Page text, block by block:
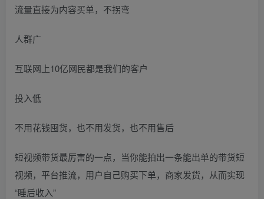
流量直接为内容买单，不拐弯
人群广
互联网上10亿网民都是我们的客户
投入低
不用花钱囤货，也不用发货，也不用售后
短视频带货最厉害的一点，当你能拍出一条能出单的带货短
视频，平台推流，用户自己购买下单，商家发货，从而实现
“睡后收入”